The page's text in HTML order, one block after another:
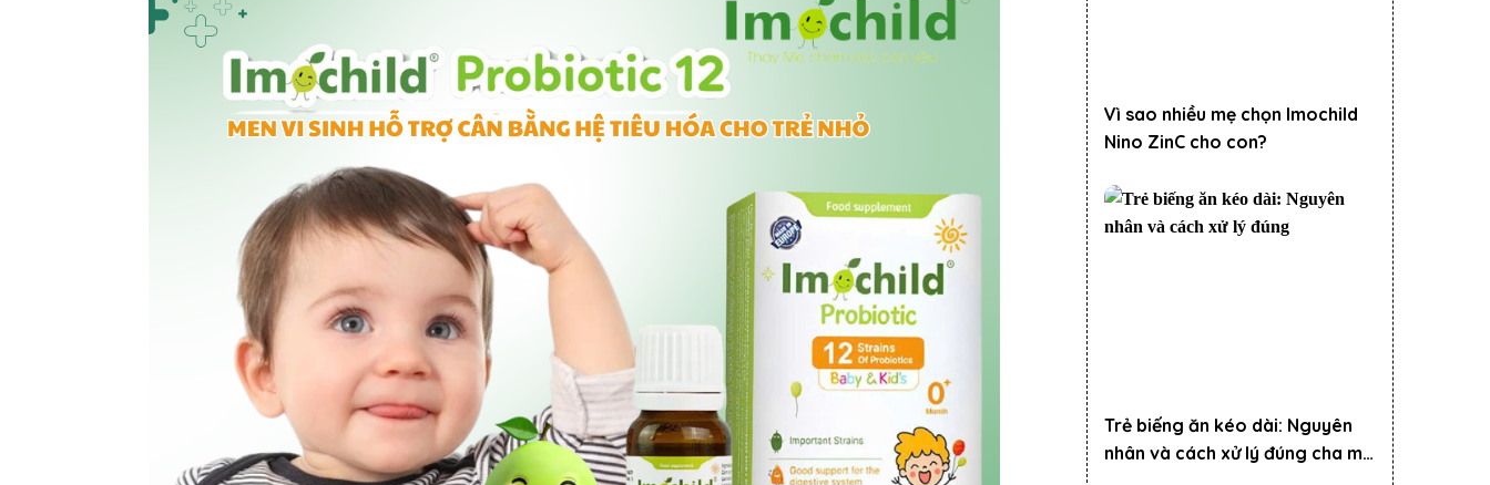
Vì sao nhiều mẹ chọn Imochild
Nino ZinC cho con?
Trẻ biếng ăn kéo dài: Nguyên
nhân và cách xử lý đúng cha mẹ